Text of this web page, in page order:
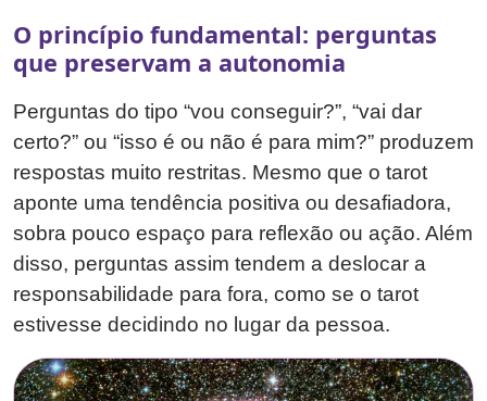
O princípio fundamental: perguntas
que preservam a autonomia
Perguntas do tipo “vou conseguir?”, “vai dar
certo?” ou “isso é ou não é para mim?” produzem
respostas muito restritas. Mesmo que o tarot
aponte uma tendência positiva ou desafiadora,
sobra pouco espaço para reflexão ou ação. Além
disso, perguntas assim tendem a deslocar a
responsabilidade para fora, como se o tarot
estivesse decidindo no lugar da pessoa.